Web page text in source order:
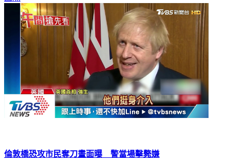
倫敦橋恐攻市民奪刀畫面曝 警當場擊斃嫌